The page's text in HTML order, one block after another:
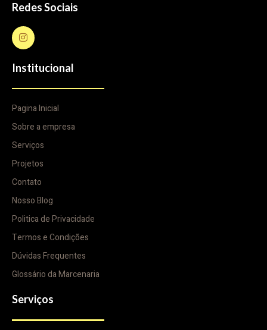
Redes Sociais
Institucional
Pagina Inicial
Sobre a empresa
Serviços
Projetos
Contato
Nosso Blog
Politica de Privacidade
Termos e Condições
Dúvidas Frequentes
Glossário da Marcenaria
Serviços